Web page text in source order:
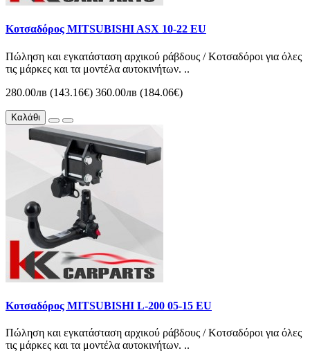
Κοτσαδόρος MITSUBISHI ASX 10-22 EU
Πώληση και εγκατάσταση αρχικού ράβδους / Κοτσαδόροι για όλες
τις μάρκες και τα μοντέλα αυτοκινήτων. ..
280.00лв (143.16€) 360.00лв (184.06€)
Καλάθι
Κοτσαδόρος MITSUBISHI L-200 05-15 EU
Πώληση και εγκατάσταση αρχικού ράβδους / Κοτσαδόροι για όλες
τις μάρκες και τα μοντέλα αυτοκινήτων. ..